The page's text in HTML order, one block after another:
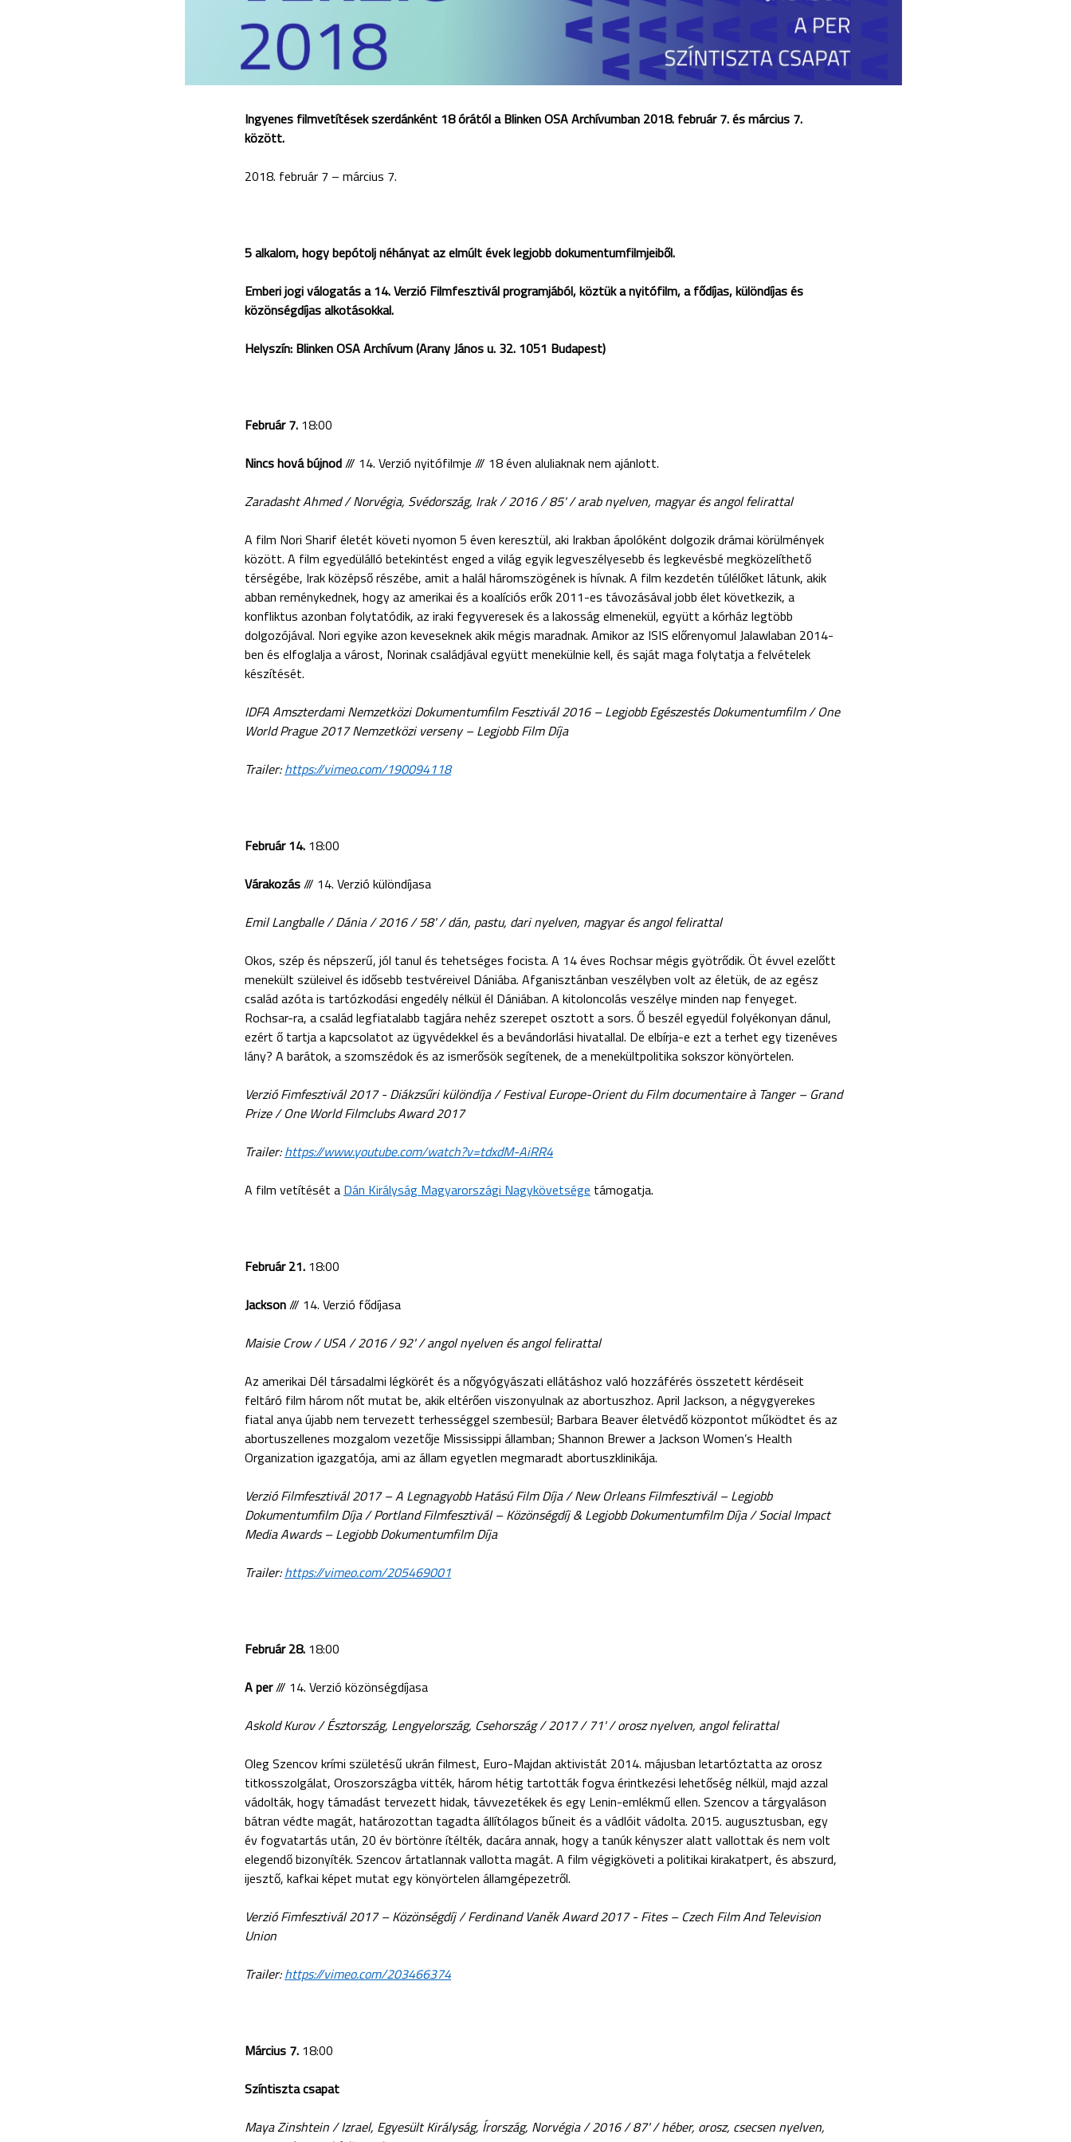
Ingyenes filmvetítések szerdánként 18 órától a Blinken OSA Archívumban 2018. február 7. és március 7.
között.
2018. február 7 – március 7.
5 alkalom, hogy bepótolj néhányat az elmúlt évek legjobb dokumentumfilmjeiből.
Emberi jogi válogatás a 14. Verzió Filmfesztivál programjából, köztük a nyitófilm, a fődíjas, különdíjas és
közönségdíjas alkotásokkal.
Helyszín: Blinken OSA Archívum (Arany János u. 32. 1051 Budapest)
Február 7. 18:00
Nincs hová bújnod/// 14. Verzió nyitófilmje /// 18 éven aluliaknak nem ajánlott.
Zaradasht Ahmed / Norvégia, Svédország, Irak / 2016 / 85' / arab nyelven, magyar és angol felirattal
A film Nori Sharif életét követi nyomon 5 éven keresztül, aki Irakban ápolóként dolgozik drámai körülmények
között. A film egyedülálló betekintést enged a világ egyik legveszélyesebb és legkevésbé megközelíthető
térségébe, Irak középső részébe, amit a halál háromszögének is hívnak. A film kezdetén túlélőket látunk, akik
abban reménykednek, hogy az amerikai és a koalíciós erők 2011-es távozásával jobb élet következik, a
konfliktus azonban folytatódik, az iraki fegyveresek és a lakosság elmenekül, együtt a kórház legtöbb
dolgozójával. Nori egyike azon keveseknek akik mégis maradnak. Amikor az ISIS előrenyomul Jalawlaban 2014-
ben és elfoglalja a várost, Norinak családjával együtt menekülnie kell, és saját maga folytatja a felvételek
készítését.
IDFA Amszterdami Nemzetközi Dokumentumfilm Fesztivál 2016 – Legjobb Egészestés Dokumentumfilm / One
World Prague 2017 Nemzetközi verseny – Legjobb Film Díja
Trailer:https://vimeo.com/190094118
Február 14. 18:00
Várakozás/// 14. Verzió különdíjasa
Emil Langballe / Dánia / 2016 / 58' / dán, pastu, dari nyelven, magyar és angol felirattal
Okos, szép és népszerű, jól tanul és tehetséges focista. A 14 éves Rochsar mégis gyötrődik. Öt évvel ezelőtt
menekült szüleivel és idősebb testvéreivel Dániába. Afganisztánban veszélyben volt az életük, de az egész
család azóta is tartózkodási engedély nélkül él Dániában. A kitoloncolás veszélye minden nap fenyeget.
Rochsar-ra, a család legfiatalabb tagjára nehéz szerepet osztott a sors. Ő beszél egyedül folyékonyan dánul,
ezért ő tartja a kapcsolatot az ügyvédekkel és a bevándorlási hivatallal. De elbírja-e ezt a terhet egy tizenéves
lány? A barátok, a szomszédok és az ismerősök segítenek, de a menekültpolitika sokszor könyörtelen.
Verzió Fimfesztivál 2017 - Diákzsűri különdíja / Festival Europe-Orient du Film documentaire à Tanger – Grand
Prize / One World Filmclubs Award 2017
Trailer:https://www.youtube.com/watch?v=tdxdM-AiRR4
A film vetítését a Dán Királyság Magyarországi Nagykövetsége támogatja.
Február 21. 18:00
Jackson/// 14. Verzió fődíjasa
Maisie Crow / USA / 2016 / 92' / angol nyelven és angol felirattal
Az amerikai Dél társadalmi légkörét és a nőgyógyászati ellátáshoz való hozzáférés összetett kérdéseit
feltáró film három nőt mutat be, akik eltérően viszonyulnak az abortuszhoz. April Jackson, a négygyerekes
fiatal anya újabb nem tervezett terhességgel szembesül; Barbara Beaver életvédő központot működtet és az
abortuszellenes mozgalom vezetője Mississippi államban; Shannon Brewer a Jackson Women’s Health
Organization igazgatója, ami az állam egyetlen megmaradt abortuszklinikája.
Verzió Filmfesztivál 2017 – A Legnagyobb Hatású Film Díja / New Orleans Filmfesztivál – Legjobb
Dokumentumfilm Díja / Portland Filmfesztivál – Közönségdíj & Legjobb Dokumentumfilm Díja /Social Impact
Media Awards –Legjobb Dokumentumfilm Díja
Trailer:https://vimeo.com/205469001
Február 28. 18:00
A per/// 14. Verzió közönségdíjasa
Askold Kurov / Észtország, Lengyelország, Csehország / 2017 / 71' / orosz nyelven, angol felirattal
Oleg Szencov krími születésű ukrán filmest, Euro-Majdan aktivistát 2014. májusban letartóztatta az orosz
titkosszolgálat, Oroszországba vitték, három hétig tartották fogva érintkezési lehetőség nélkül, majd azzal
vádolták, hogy támadást tervezett hidak, távvezetékek és egy Lenin-emlékmű ellen. Szencov a tárgyaláson
bátran védte magát, határozottan tagadta állítólagos bűneit és a vádlóit vádolta. 2015. augusztusban, egy
év fogvatartás után, 20 év börtönre ítélték, dacára annak, hogy a tanúk kényszer alatt vallottak és nem volt
elegendő bizonyíték. Szencov ártatlannak vallotta magát. A film végigköveti a politikai kirakatpert, és abszurd,
ijesztő, kafkai képet mutat egy könyörtelen államgépezetről.
Verzió Fimfesztivál 2017 – Közönségdíj /Ferdinand Vaněk Award 2017 - Fites – Czech Film And Television
Union
Trailer:https://vimeo.com/203466374
Március 7. 18:00
Színtiszta csapat
Maya Zinshtein / Izrael, Egyesült Királyság, Írország, Norvégia / 2016 / 87' / héber, orosz, csecsen nyelven,